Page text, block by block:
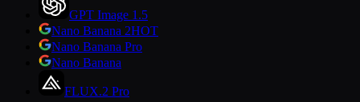
GPT Image 1.5
Nano Banana 2HOT
Nano Banana Pro
Nano Banana
FLUX.2 Pro